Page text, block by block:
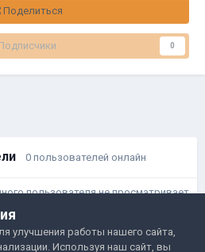
Поделиться
0
0 пользователей онлайн
пользователя не просматривает
улучшения работы нашего сайта,
Используя наш сайт, вы